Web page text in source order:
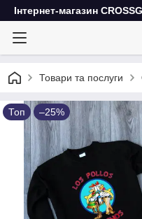
Інтернет-магазин
Товари та послуги
Топ –25%